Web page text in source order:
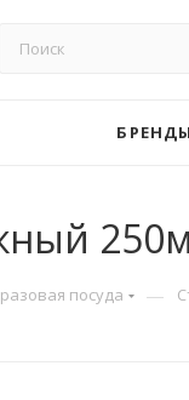
БРЕНДЫ
посуда —